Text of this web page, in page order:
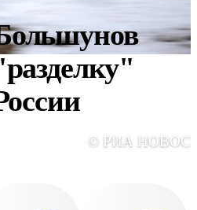
© РИА